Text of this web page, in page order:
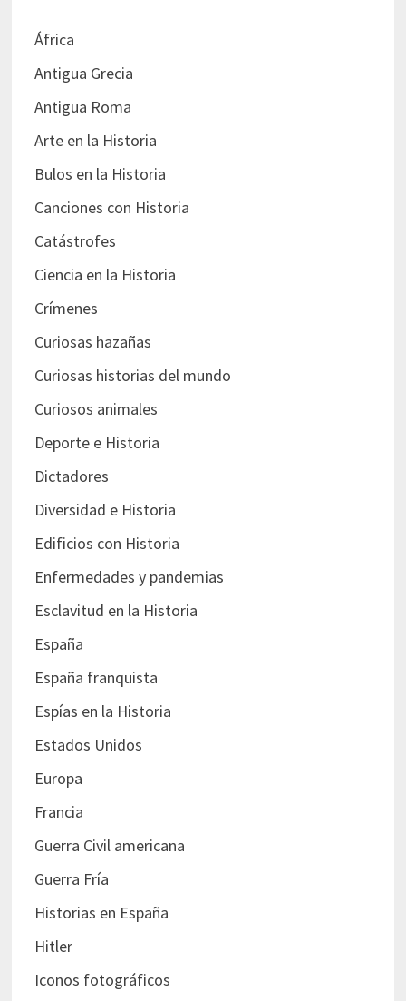
África
Antigua Grecia
Antigua Roma
Arte en la Historia
Bulos en la Historia
Canciones con Historia
Catástrofes
Ciencia en la Historia
Crímenes
Curiosas hazañas
Curiosas historias del mundo
Curiosos animales
Deporte e Historia
Dictadores
Diversidad e Historia
Edificios con Historia
Enfermedades y pandemias
Esclavitud en la Historia
España
España franquista
Espías en la Historia
Estados Unidos
Europa
Francia
Guerra Civil americana
Guerra Fría
Historias en España
Hitler
Iconos fotográficos